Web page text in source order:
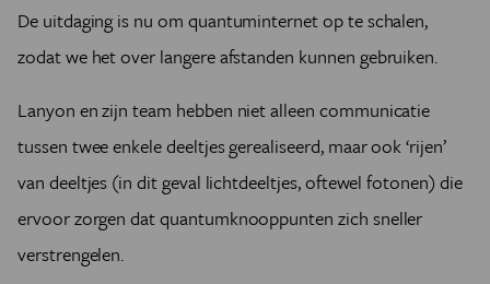
De uitdaging is nu om quantuminternet op te schalen,
zodat we het over langere afstanden kunnen gebruiken.
Lanyon en zijn team hebben niet alleen communicatie
tussen twee enkele deeltjes gerealiseerd, maar ook ‘rijen’
van deeltjes (in dit geval lichtdeeltjes, oftewel fotonen) die
ervoor zorgen dat quantumknooppunten zich sneller
verstrengelen.